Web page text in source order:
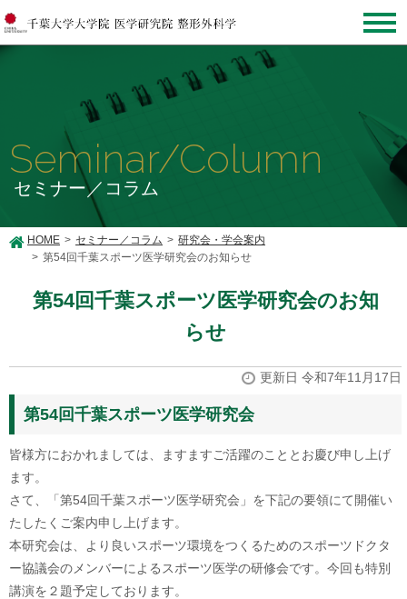
Seminar/Column
セミナー／コラム
HOME セミナー／コラム
研究会・学会案内
第54回千葉スポーツ医学研究会のお知らせ
第54回千葉スポーツ医学研究会のお知
らせ
更新日 令和7年11月17日
第54回千葉スポーツ医学研究会
皆様方におかれましては、ますますご活躍のこととお慶び申し上げ
ます。
さて、「第54回千葉スポーツ医学研究会」を下記の要領にて開催い
たしたくご案内申し上げます。
本研究会は、より良いスポーツ環境をつくるためのスポーツドクタ
ー協議会のメンバーによるスポーツ医学の研修会です。今回も特別
講演を２題予定しております。